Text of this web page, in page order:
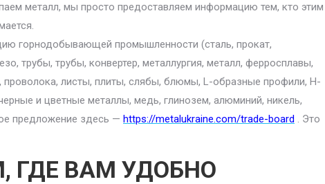
металл, мы просто предоставляем информацию тем, кто этим
горнодобывающей промышленности (сталь, прокат,
трубы, трубы, конвертер, металлургия, металл, ферросплавы,
листы, плиты, слябы, блюмы, L-образные профили, H-
и цветные металлы, медь, глинозем, алюминий, никель,
предложение здесь — https://metalukraine.com/trade-board . Это
ГДЕ ВАМ УДОБНО